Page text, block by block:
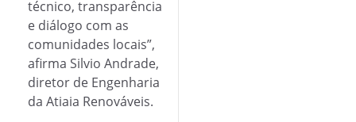
técnico, transparência
e diálogo com as
comunidades locais”,
afirma Silvio Andrade,
diretor de Engenharia
da Atiaia Renováveis.